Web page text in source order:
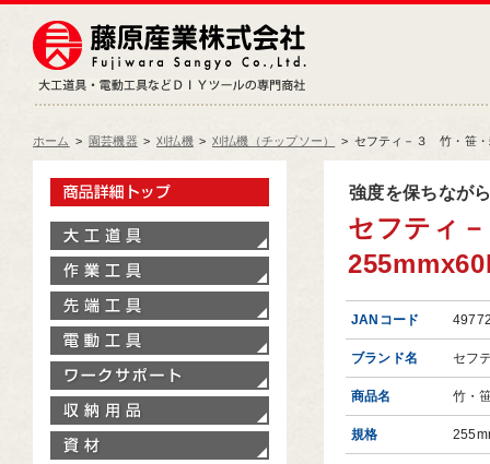
ホーム > 園芸機器 > 刈払機 > 刈払機（チップソー） > セフティ－３ 竹・笹
強度を保ちなが
セフティ
JANコード
ブランド名 セフ
商品名 竹・
規格
製品情報トップ